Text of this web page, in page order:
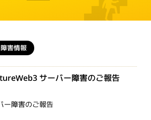
障害情報
サーバー障害のご報告
ー障害のご報告